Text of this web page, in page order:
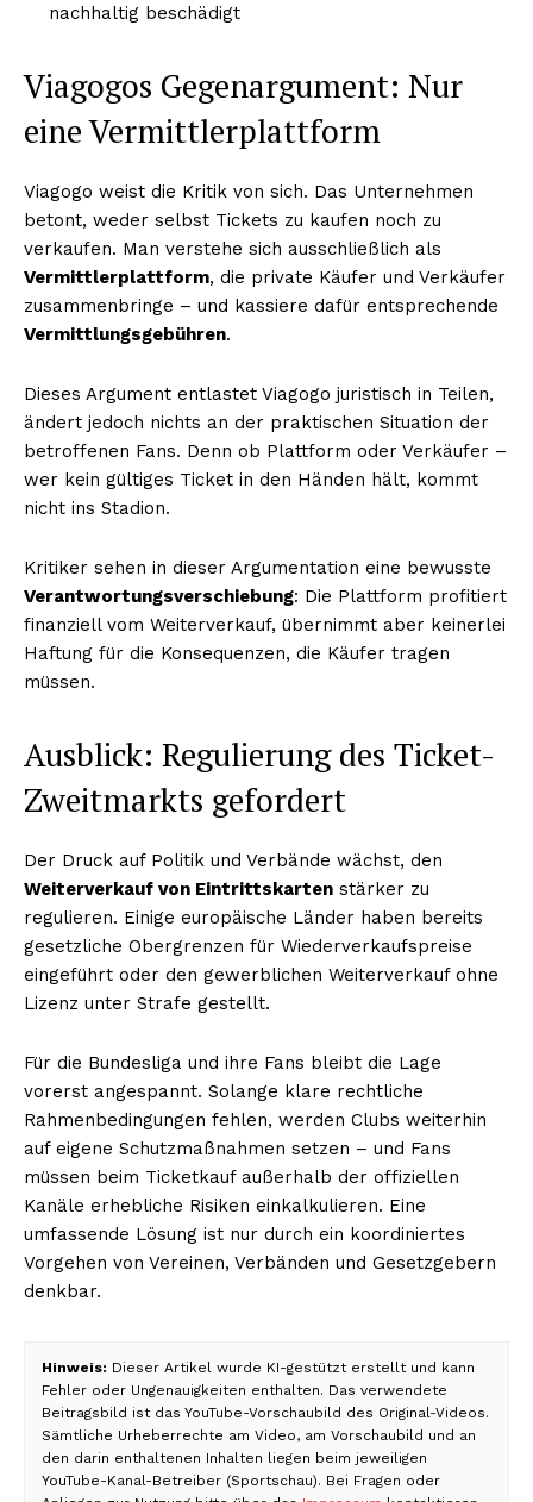
nachhaltig beschädigt
Viagogos Gegenargument: Nur
eine Vermittlerplattform
Viagogo weist die Kritik von sich. Das Unternehmen
betont, weder selbst Tickets zu kaufen noch zu
verkaufen. Man verstehe sich ausschließlich als
Vermittlerplattform, die private Käufer und Verkäufer
zusammenbringe – und kassiere dafür entsprechende
Vermittlungsgebühren.
Dieses Argument entlastet Viagogo juristisch in Teilen,
ändert jedoch nichts an der praktischen Situation der
betroffenen Fans. Denn ob Plattform oder Verkäufer –
wer kein gültiges Ticket in den Händen hält, kommt
nicht ins Stadion.
Kritiker sehen in dieser Argumentation eine bewusste
Verantwortungsverschiebung: Die Plattform profitiert
finanziell vom Weiterverkauf, übernimmt aber keinerlei
Haftung für die Konsequenzen, die Käufer tragen
müssen.
Ausblick: Regulierung des Ticket-
Zweitmarkts gefordert
Der Druck auf Politik und Verbände wächst, den
Weiterverkauf von Eintrittskarten stärker zu
regulieren. Einige europäische Länder haben bereits
gesetzliche Obergrenzen für Wiederverkaufspreise
eingeführt oder den gewerblichen Weiterverkauf ohne
Lizenz unter Strafe gestellt.
Für die Bundesliga und ihre Fans bleibt die Lage
vorerst angespannt. Solange klare rechtliche
Rahmenbedingungen fehlen, werden Clubs weiterhin
auf eigene Schutzmaßnahmen setzen – und Fans
müssen beim Ticketkauf außerhalb der offiziellen
Kanäle erhebliche Risiken einkalkulieren. Eine
umfassende Lösung ist nur durch ein koordiniertes
Vorgehen von Vereinen, Verbänden und Gesetzgebern
denkbar.
Hinweis: Dieser Artikel wurde KI-gestützt erstellt und kann
Fehler oder Ungenauigkeiten enthalten. Das verwendete
Beitragsbild ist das YouTube-Vorschaubild des Original-Videos.
Sämtliche Urheberrechte am Video, am Vorschaubild und an
den darin enthaltenen Inhalten liegen beim jeweiligen
YouTube-Kanal-Betreiber (Sportschau). Bei Fragen oder